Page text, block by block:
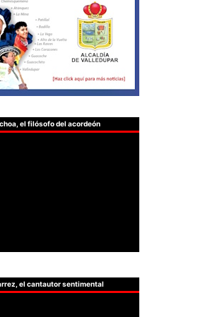
el filósofo del acordeón
el cantautor sentimental